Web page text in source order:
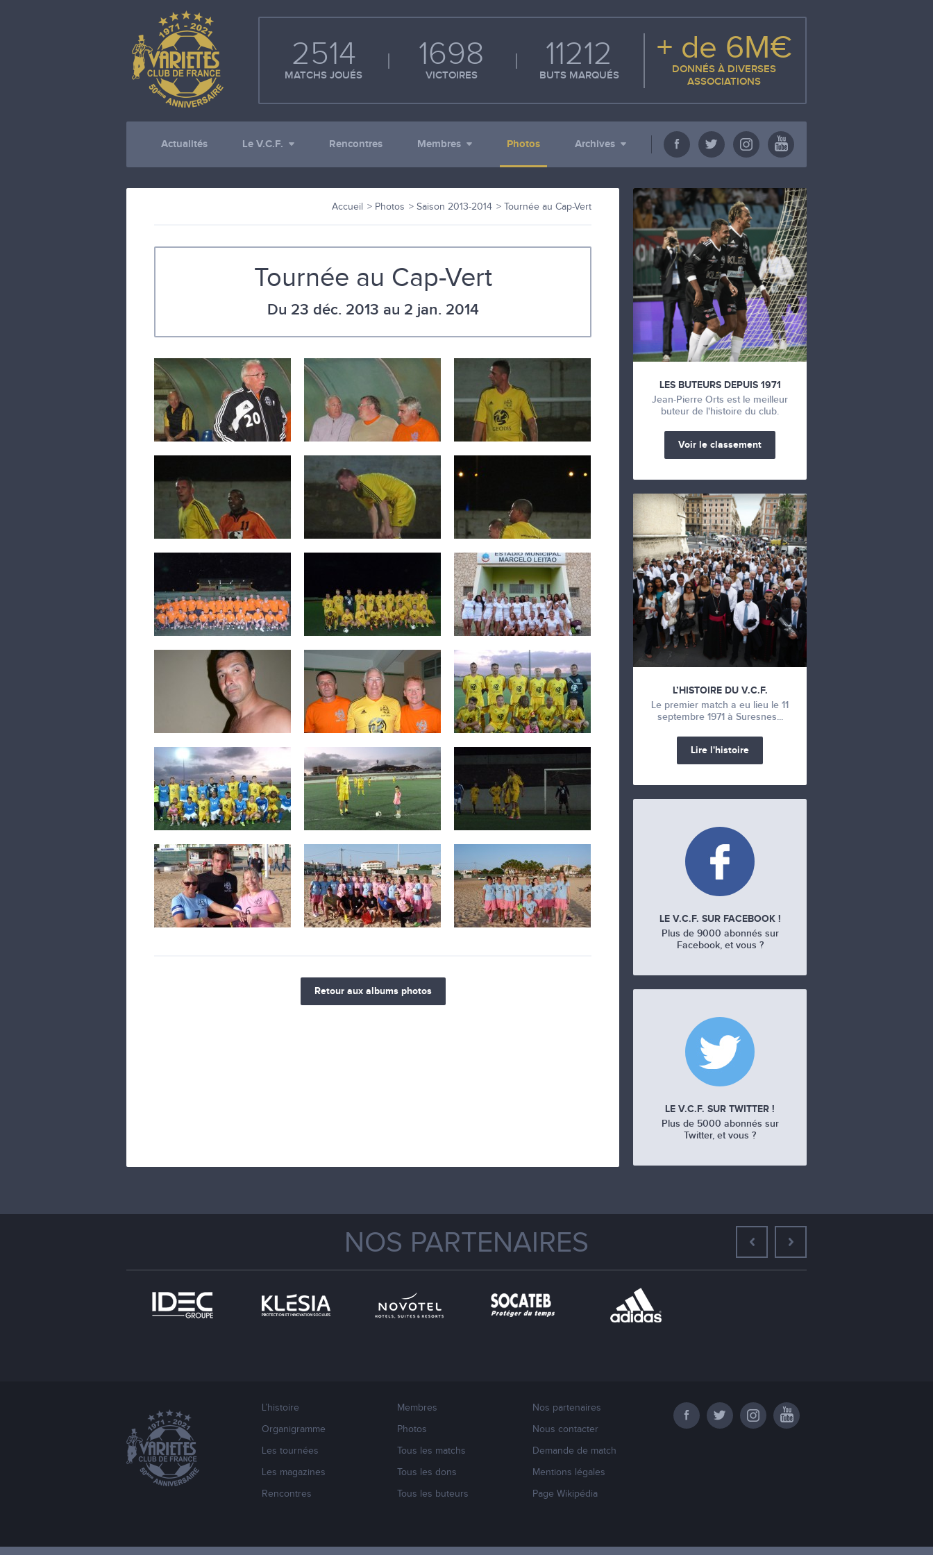
2514
MATCHS JOUÉS
1698
VICTOIRES
11212
BUTS MARQUÉS
+ de 6M€
DONNÉS À DIVERSES
ASSOCIATIONS
Actualités Le V.C.F. Rencontres Membres Photos Archives
Accueil Photos Saison 2013-2014 Tournée au Cap-Vert
Tournée au Cap-Vert
Du 23 déc. 2013 au 2 jan. 2014
Retour aux albums photos
LES BUTEURS DEPUIS 1971
Jean-Pierre Orts est le meilleur
buteur de l'histoire du club.
Voir le classement
L’HISTOIRE DU V.C.F.
Le premier match a eu lieu le 11
septembre 1971 à Suresnes...
Lire l'histoire
LE V.C.F. SUR FACEBOOK !
Plus de 9000 abonnés sur
Facebook, et vous ?
LE V.C.F. SUR TWITTER !
Plus de 5000 abonnés sur
Twitter, et vous ?
NOS PARTENAIRES
L’histoire
Organigramme
Les tournées
Les magazines
Rencontres
Membres
Photos
Tous les matchs
Tous les dons
Tous les buteurs
Nos partenaires
Nous contacter
Demande de match
Mentions légales
Page Wikipédia